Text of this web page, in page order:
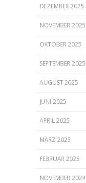
DEZEMBER 2025
NOVEMBER 2025
OKTOBER 2025
SEPTEMBER 2025
AUGUST 2025
JUNI 2025
APRIL 2025
MÄRZ 2025
FEBRUAR 2025
NOVEMBER 2024